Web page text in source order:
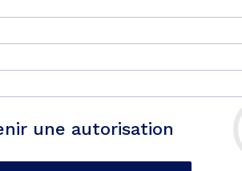
une autorisation